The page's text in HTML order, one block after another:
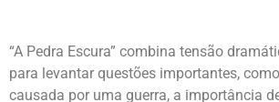
“A Pedra Escura” combina tensão
para levantar questões importantes,
causada por uma guerra, a importância